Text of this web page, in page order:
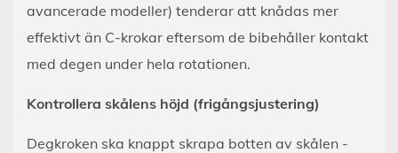
avancerade modeller) tenderar att knådas mer
effektivt än C-krokar eftersom de bibehåller kontakt
med degen under hela rotationen.
Kontrollera skålens höjd (frigångsjustering)
Degkroken ska knappt skrapa botten av skålen -